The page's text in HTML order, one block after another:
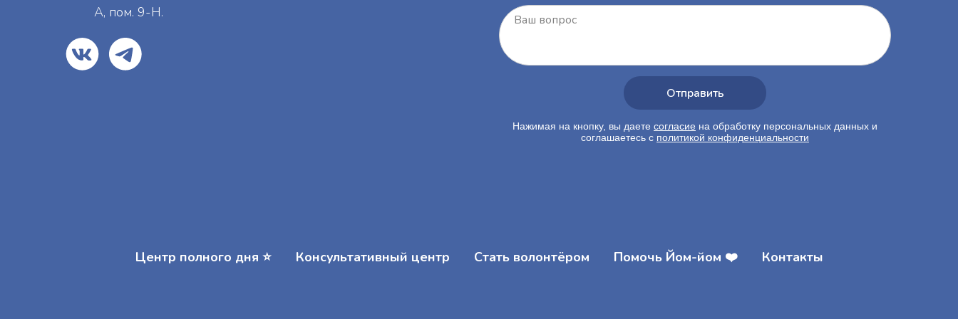
Отправить
Нажимая на кнопку, вы даете согласие на обработку персональных данных и
соглашаетесь c политикой конфиденциальности
А, пом. 9-Н.
Центр полного дня ⭐️ Консультативный центр Стать волонтёром Помочь Йом-йом ❤️ Контакты